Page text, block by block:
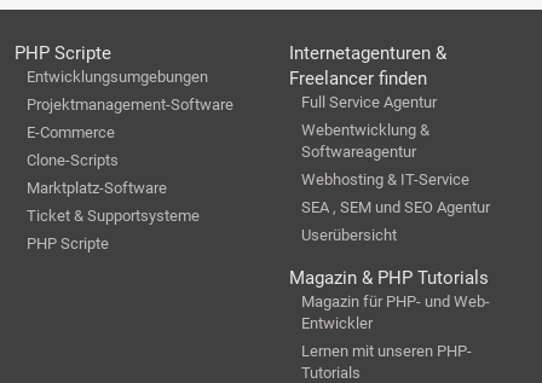
PHP Scripte
Entwicklungsumgebungen
Projektmanagement-Software
E-Commerce
Clone-Scripts
Marktplatz-Software
Ticket & Supportsysteme
PHP Scripte
Internetagenturen &
Freelancer finden
Full Service Agentur
Webentwicklung &
Softwareagentur
Webhosting & IT-Service
SEA , SEM und SEO Agentur
Userübersicht
Magazin & PHP Tutorials
Magazin für PHP- und Web-
Entwickler
Lernen mit unseren PHP-
Tutorials